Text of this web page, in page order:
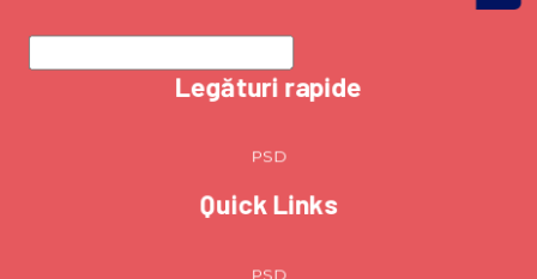
Legături rapide
PSD
Quick Links